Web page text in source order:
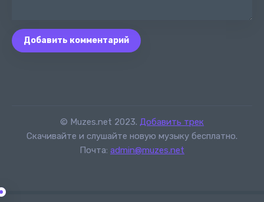
Добавить комментарий
© Muzes.net 2023. Добавить трек
Скачивайте и слушайте новую музыку бесплатно.
Почта: admin@muzes.net